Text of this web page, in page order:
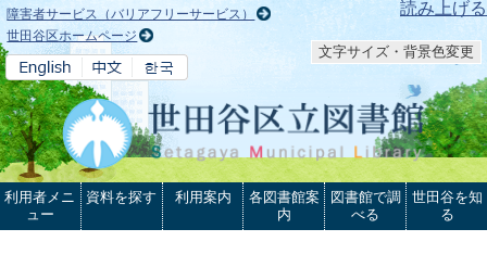
本文へ 読み上げる
障害者サービス（バリアフリーサービス）
世田谷区ホームページ
文字サイズ・背景色変更
利用者メニ
ュー
資料を探す 利用案内
各図書館案
内
図書館で調
べる
世田谷を知
る